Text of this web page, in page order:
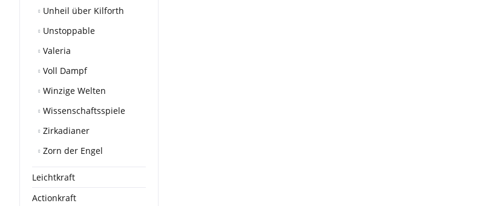
Unheil über Kilforth
Unstoppable
Valeria
Voll Dampf
Winzige Welten
Wissenschaftsspiele
Zirkadianer
Zorn der Engel
Leichtkraft
Actionkraft